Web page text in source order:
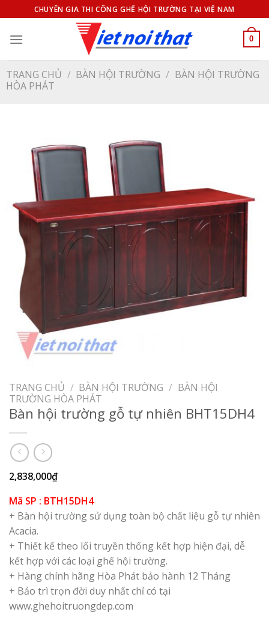
qua
nội
CHUYÊN GIA THI CÔNG GHẾ HỘI TRƯỜNG TẠI VIỆ NAM
0
TRANG CHỦ / BÀN HỘI TRƯỜNG / BÀN HỘI TRƯỜNG
HÒA PHÁT
TRANG CHỦ / BÀN HỘI TRƯỜNG / BÀN HỘI
TRƯỜNG HÒA PHÁT
Bàn hội trường gỗ tự nhiên BHT15DH4
2,838,000₫
Mã SP : BTH15DH4
+ Bàn hội trường sử dụng toàn bộ chất liệu gỗ tự nhiên
Acacia.
+ Thiết kế theo lối truyền thống kết hợp hiện đại, dễ
kết hợp với các loại ghế hội trường.
+ Hàng chính hãng Hòa Phát bảo hành 12 Tháng
+ Bảo trì trọn đời duy nhất chỉ có tại
www.ghehoitruongdep.com